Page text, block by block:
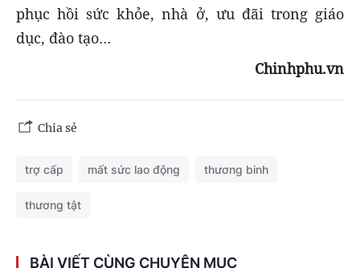
phục hồi sức khỏe, nhà ở, ưu đãi trong giáo
dục, đào tạo…
Chinhphu.vn
Chia sẻ
trợ cấp mất sức lao động thương binh
thương tật
BÀI VIẾT CÙNG CHUYÊN MỤC